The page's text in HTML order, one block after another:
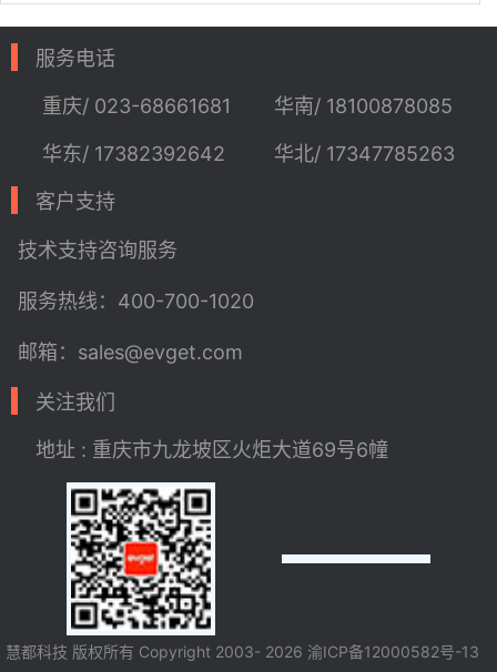
服务电话
重庆/ 023-68661681
华东/ 17382392642
华南/ 18100878085
华北/ 17347785263
客户支持
技术支持咨询服务
服务热线：400-700-1020
邮箱：sales@evget.com
关注我们
地址 : 重庆市九龙坡区火炬大道69号6幢
慧都科技 版权所有 Copyright 2003- 2026 渝ICP备12000582号-13